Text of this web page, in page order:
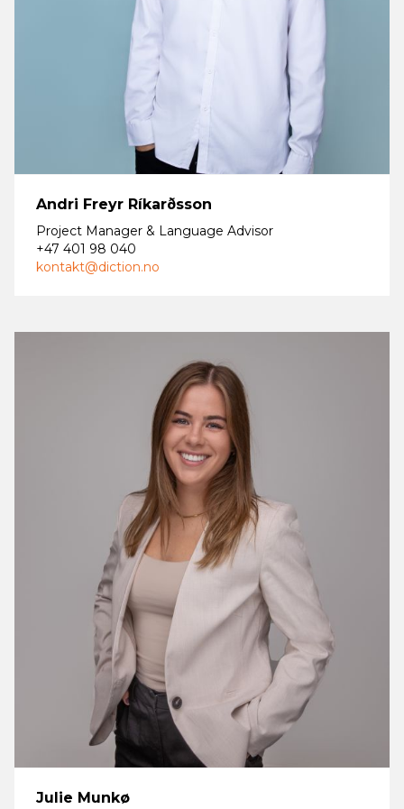
Andri Freyr Ríkarðsson
Project Manager & Language Advisor
+47 401 98 040
kontakt@diction.no
Julie Munkø